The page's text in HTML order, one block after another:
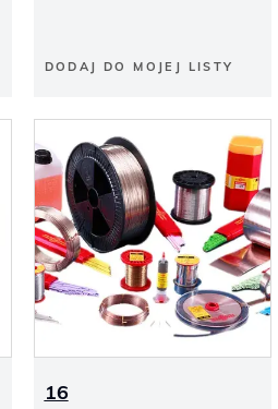
DODAJ DO MOJEJ LISTY
16